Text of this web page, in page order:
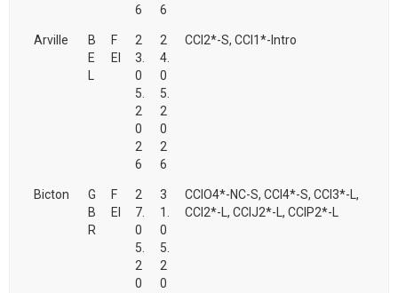
6
6
Arville
B
E
F
EI
2
3.
0
5.
2
0
2
6
2
4.
0
5.
2
0
2
6
CCI2*-S, CCI1*-Intro
Bicton
G
B
R
F
EI
2
7.
0
5.
2
0
3
1.
0
5.
2
0
CCIO4*-NC-S, CCI4*-S, CCI3*-L,
CCI2*-L, CCIJ2*-L, CCIP2*-L